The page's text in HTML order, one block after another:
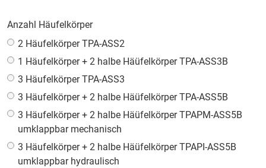
Anzahl Häufelkörper
2 Häufelkörper TPA-ASS2
1 Häufelkörper + 2 halbe Häüfelkörper TPA-ASS3B
3 Häufelkörper TPA-ASS3
3 Häufelkörper + 2 halbe Häüfelkörper TPA-ASS5B
3 Häufelkörper + 2 halbe Häüfelkörper TPAPM-ASS5B
umklappbar mechanisch
3 Häufelkörper + 2 halbe Häüfelkörper TPAPI-ASS5B
umklappbar hydraulisch